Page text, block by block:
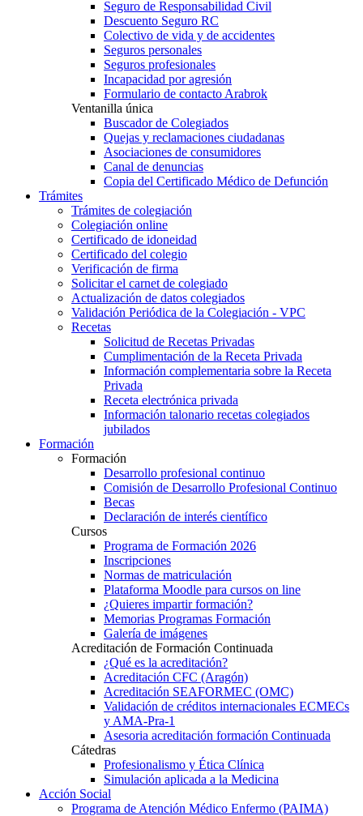
Seguro de Responsabilidad Civil
Descuento Seguro RC
Colectivo de vida y de accidentes
Seguros personales
Seguros profesionales
Incapacidad por agresión
Formulario de contacto Arabrok
Ventanilla única
Buscador de Colegiados
Quejas y reclamaciones ciudadanas
Asociaciones de consumidores
Canal de denuncias
Copia del Certificado Médico de Defunción
Trámites
Trámites de colegiación
Colegiación online
Certificado de idoneidad
Certificado del colegio
Verificación de firma
Solicitar el carnet de colegiado
Actualización de datos colegiados
Validación Periódica de la Colegiación - VPC
Recetas
Solicitud de Recetas Privadas
Cumplimentación de la Receta Privada
Información complementaria sobre la Receta
Privada
Receta electrónica privada
Información talonario recetas colegiados
jubilados
Formación
Formación
Desarrollo profesional continuo
Comisión de Desarrollo Profesional Continuo
Becas
Declaración de interés científico
Cursos
Programa de Formación 2026
Inscripciones
Normas de matriculación
Plataforma Moodle para cursos on line
¿Quieres impartir formación?
Memorias Programas Formación
Galería de imágenes
Acreditación de Formación Continuada
¿Qué es la acreditación?
Acreditación CFC (Aragón)
Acreditación SEAFORMEC (OMC)
Validación de créditos internacionales ECMECs
y AMA-Pra-1
Asesoria acreditación formación Continuada
Cátedras
Profesionalismo y Ética Clínica
Simulación aplicada a la Medicina
Acción Social
Programa de Atención Médico Enfermo (PAIMA)